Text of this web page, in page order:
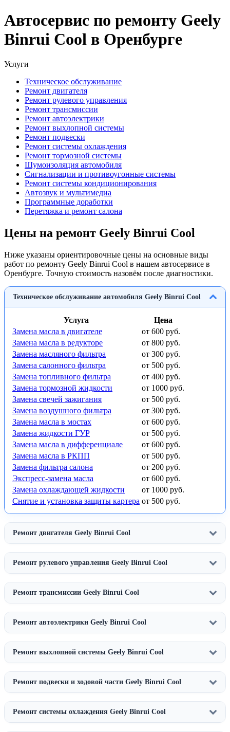
Автосервис по ремонту Geely
Binrui Cool в Оренбурге
Услуги
Техническое обслуживание
Ремонт двигателя
Ремонт рулевого управления
Ремонт трансмиссии
Ремонт автоэлектрики
Ремонт выхлопной системы
Ремонт подвески
Ремонт системы охлаждения
Ремонт тормозной системы
Шумоизоляция автомобиля
Сигнализации и противоугонные системы
Ремонт системы кондиционирования
Автозвук и мультимедиа
Программные доработки
Перетяжка и ремонт салона
Цены на ремонт Geely Binrui Cool
Ниже указаны ориентировочные цены на основные виды
работ по ремонту Geely Binrui Cool в нашем автосервисе в
Оренбурге. Точную стоимость назовём после диагностики.
Техническое обслуживание автомобиля Geely Binrui Cool
Услуга
Цена
Замена масла в двигателе
от 600 руб.
Замена масла в редукторе
от 800 руб.
Замена масляного фильтра
от 300 руб.
Замена салонного фильтра
от 500 руб.
Замена топливного фильтра
от 400 руб.
Замена тормозной жидкости
от 1000 руб.
Замена свечей зажигания
от 500 руб.
Замена воздушного фильтра
от 300 руб.
Замена масла в мостах
от 600 руб.
Замена жидкости ГУР
от 500 руб.
Замена масла в дифференциале
от 600 руб.
Замена масла в РКПП
от 500 руб.
Замена фильтра салона
от 200 руб.
Экспресс-замена масла
от 600 руб.
Замена охлаждающей жидкости
от 1000 руб.
Снятие и установка защиты картера от 500 руб.
Ремонт двигателя Geely Binrui Cool
Ремонт рулевого управления Geely Binrui Cool
Ремонт трансмиссии Geely Binrui Cool
Ремонт автоэлектрики Geely Binrui Cool
Ремонт выхлопной системы Geely Binrui Cool
Ремонт подвески и ходовой части Geely Binrui Cool
Ремонт системы охлаждения Geely Binrui Cool